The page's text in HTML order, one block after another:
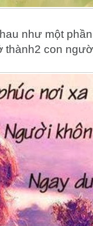
như một
thành2 con